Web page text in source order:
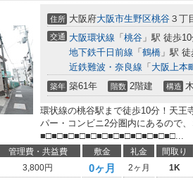
住所 大阪府大阪市生野区桃谷 ３丁
交通 大阪環状線 「 桃谷 」駅 徒歩
地下鉄千日前線 「 鶴橋 」駅
近鉄難波・奈良線 「 大阪上本
築年 築61年 階数 2階建 構造
環状線の桃谷駅まで徒歩10分！天王
パー・コンビニ2分圏内にあるので、
■□■□■□■□■□■□■□■□■□■□■□■□...
管理費・共益費 敷金 礼金 間取り
3,800円 0ヶ月 2ヶ月 1K